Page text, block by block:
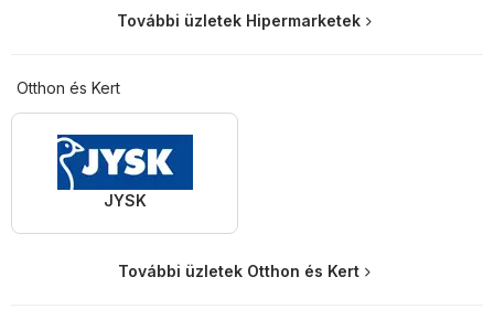
További üzletek Hipermarketek
Otthon és Kert
JYSK
További üzletek Otthon és Kert